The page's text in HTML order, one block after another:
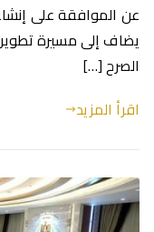
عن الموافقة على
يضاف إلى مسيرة
الصرح […]
اقرأ المزيد